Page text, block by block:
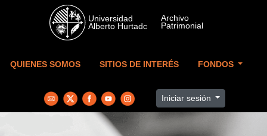
Skip to main content
QUIENES SOMOS SITIOS DE INTERÉS FONDOS
Iniciar sesión